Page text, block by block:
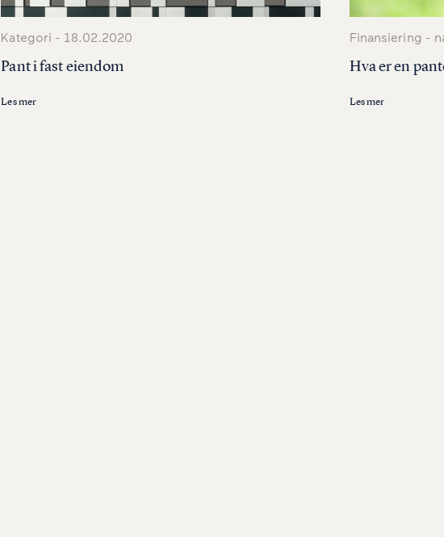
Kategori - 18.02.2020
Pant i fast eiendom
Les mer
Finansiering -
Hva er en
Les mer